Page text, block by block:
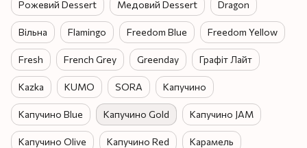
Рожевий Dessert Медовий Dessert Dragon
Вільна Flamingo Freedom Blue Freedom Yellow
Fresh French Grey Greenday Графіт Лайт
Kazka KUMO SORA Капучино
Капучино Blue Капучино Gold Капучино JAM
Капучино Olive Капучино Red Карамель